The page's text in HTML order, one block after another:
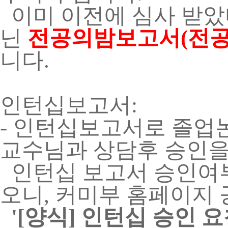
이미 이전에 심사 받
닌 전공의밤보고서(전
니다.
인턴십보고서:
- 인턴십보고서로 졸업
교수님과 상담후 승인
인턴십 보고서 승인
오니, 커미부 홈페이지
'[양식] 인턴십 승인